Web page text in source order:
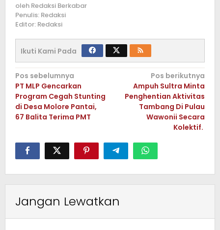
oleh Redaksi Berkabar
Penulis: Redaksi
Editor: Redaksi
Ikuti Kami Pada
Navigasi
pos
Pos sebelumnya
PT MLP Gencarkan
Program Cegah Stunting
di Desa Molore Pantai,
67 Balita Terima PMT
Pos berikutnya
Ampuh Sultra Minta
Penghentian Aktivitas
Tambang Di Pulau
Wawonii Secara
Kolektif.
Jangan Lewatkan